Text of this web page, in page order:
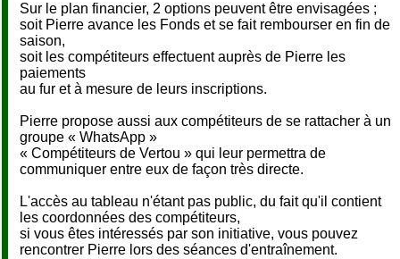
Sur le plan financier, 2 options peuvent être envisagées ;
soit Pierre avance les Fonds et se fait rembourser en fin de
saison,
soit les compétiteurs effectuent auprès de Pierre les
paiements
au fur et à mesure de leurs inscriptions.
Pierre propose aussi aux compétiteurs de se rattacher à un
groupe « WhatsApp »
« Compétiteurs de Vertou » qui leur permettra de
communiquer entre eux de façon très directe.
L'accès au tableau n'étant pas public, du fait qu'il contient
les coordonnées des compétiteurs,
si vous êtes intéressés par son initiative, vous pouvez
rencontrer Pierre lors des séances d'entraînement.